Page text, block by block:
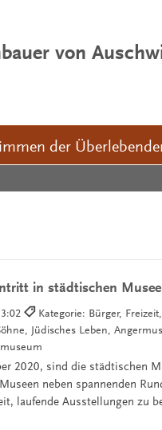
von
der
in städtischen
Kategorie: Bürger,
Jüdisches Leben,
2020, sind die städtischen
neben spannenden
laufende Ausstellungen zu